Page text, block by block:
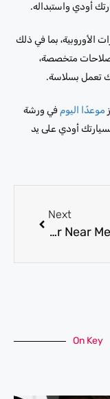
أودي واستبداله.
الأوروبية، بما في ذلك
متخصصة،
تعمل بسلاسة.
موعدًا اليومفي ورشة
أودي على يد
Next
How Do I Find Brabus AC Repair Near Me Quickly?
On Key